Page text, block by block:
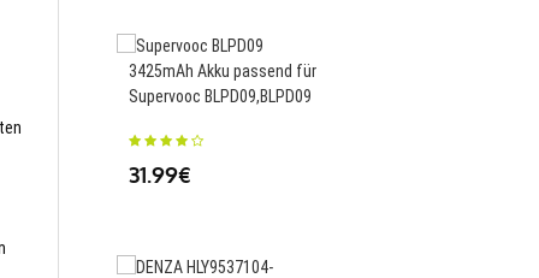
3425mAh Akku passend für
Supervooc BLPD09,BLPD09
31.99€